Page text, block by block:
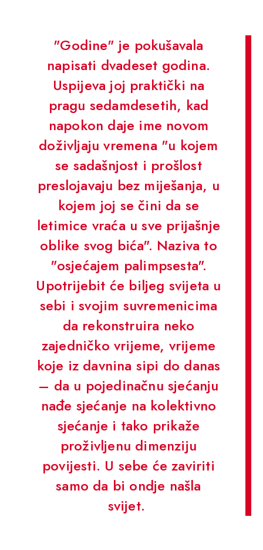
"Godine" je pokušavala
napisati dvadeset godina.
Uspijeva joj praktički na
pragu sedamdesetih, kad
napokon daje ime novom
doživljaju vremena "u kojem
se sadašnjost i prošlost
preslojavaju bez miješanja, u
kojem joj se čini da se
letimice vraća u sve prijašnje
oblike svog bića". Naziva to
"osjećajem palimpsesta".
Upotrijebit će biljeg svijeta u
sebi i svojim suvremenicima
da rekonstruira neko
zajedničko vrijeme, vrijeme
koje iz davnina sipi do danas
– da u pojedinačnu sjećanju
nađe sjećanje na kolektivno
sjećanje i tako prikaže
proživljenu dimenziju
povijesti. U sebe će zaviriti
samo da bi ondje našla
svijet.